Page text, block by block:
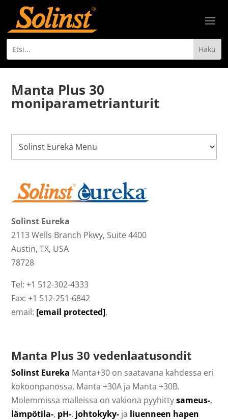
Manta Plus 30
moniparametrianturit
Solinst Eureka
2113 Wells Branch Pkwy, Suite 4400
Austin, TX, USA
78728
Tel: +1 512-302-4333
Fax: +1 512-251-6842
email: [email protected].
Manta Plus 30 vedenlaatusondit
Solinst Eureka Manta+30 on saatavana kahdessa eri
kokoonpanossa, Manta +30A ja Manta +30B.
Molemmissa malleissa on vakiona pyyhittysameus-,
lämpötila-, pH-, johtokyky- ja liuenneen hapen